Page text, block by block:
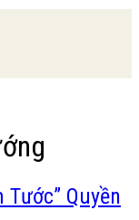
Tước” Quyền